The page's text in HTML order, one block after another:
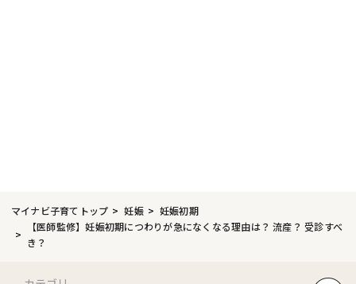
マイナビ子育てトップ 妊娠
妊娠初期
【医師監修】妊娠初期につわりが急になくなる理由は？ 流産？ 受診すべ
き？